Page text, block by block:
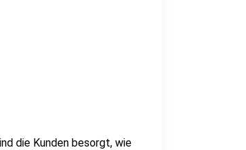
die Kunden besorgt, wie